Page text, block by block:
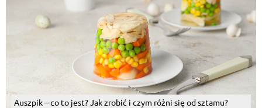
Auszpik – co to jest? Jak zrobić i czym różni się od sztamu?